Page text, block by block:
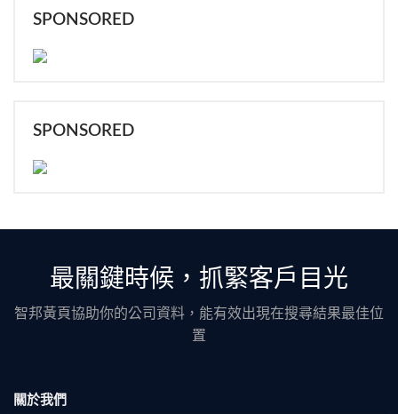
SPONSORED
SPONSORED
最關鍵時候，抓緊客戶目光
智邦黃頁協助你的公司資料，能有效出現在搜尋結果最佳位
置
關於我們